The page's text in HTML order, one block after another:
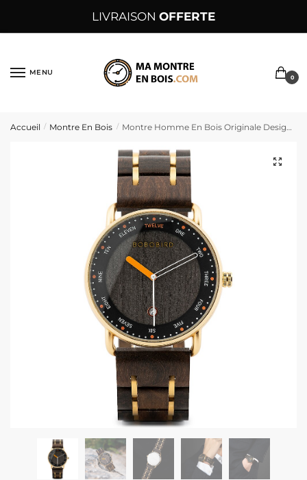
LIVRAISON OFFERTE
MENU
0
Accueil / Montre En Bois / Montre Homme En Bois Originale Design – Tendo